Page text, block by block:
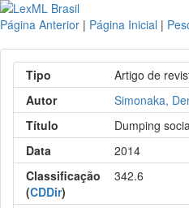
Página Anterior | Página Inicial |
Tipo
Artigo de
Autor
Simonaka,
Título
Dumping
Data
2014
Classificação
(CDDir)
342.6